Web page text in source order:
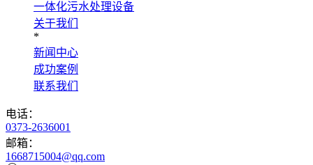
一体化污水处理设备
关于我们
*
新闻中心
成功案例
联系我们
电话：
0373-2636001
邮箱：
1668715004@qq.com